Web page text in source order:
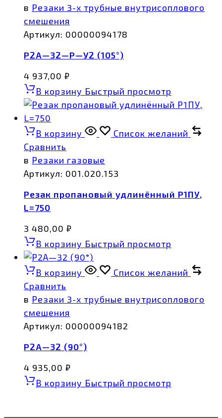
в Резаки 3-х трубные внутрисоплового
смешения
Артикул: 00000094178
Р2А—32—Р—У2 (105°)
4 937,00 ₽
В корзину Быстрый просмотр
В корзину
Список желаний
Сравнить
в Резаки газовые
Артикул: 001.020.153
Резак пропановый удлинённый Р1ПУ,
L=750
3 480,00 ₽
В корзину Быстрый просмотр
В корзину
Список желаний
Сравнить
в Резаки 3-х трубные внутрисоплового
смешения
Артикул: 00000094182
Р2А—32 (90°)
4 935,00 ₽
В корзину Быстрый просмотр